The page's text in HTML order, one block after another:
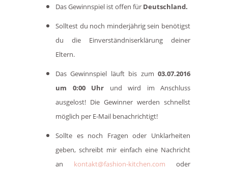
Das Gewinnspiel ist offen für Deutschland.
Solltest du noch minderjährig sein benötigst
du die Einverständniserklärung deiner
Eltern.
Das Gewinnspiel läuft bis zum 03.07.2016
um 0:00 Uhr und wird im Anschluss
ausgelost! Die Gewinner werden schnellst
möglich per E-Mail benachrichtigt!
Sollte es noch Fragen oder Unklarheiten
geben, schreibt mir einfach eine Nachricht
an kontakt@fashion-kitchen.com oder